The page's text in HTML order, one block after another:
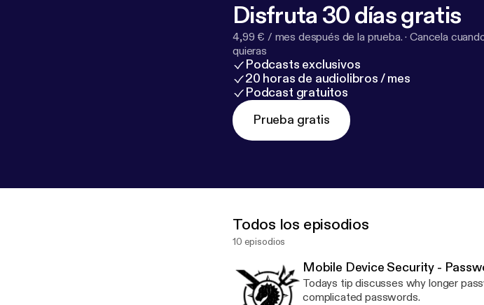
Disfruta 30 días gratis
4,99 € / mes después de la prueba. ·Cancela
quieras
Podcasts exclusivos
20 horas de audiolibros / mes
Podcast gratuitos
Prueba gratis
Todos los episodios
10 episodios
Mobile Device Security -
Todays tip discusses why longer
complicated passwords.